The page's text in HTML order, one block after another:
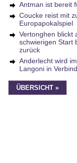
Antman ist bereit
Coucke reist mit
Europapokalspiel
Vertonghen blickt
schwierigen Start
zurück
Anderlecht wird
Langoni in
ÜBERSICHT »